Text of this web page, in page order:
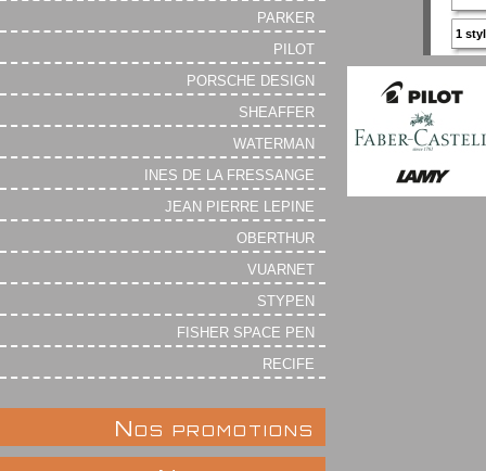
PARKER
PILOT
PORSCHE DESIGN
SHEAFFER
WATERMAN
INES DE LA FRESSANGE
JEAN PIERRE LEPINE
OBERTHUR
VUARNET
STYPEN
FISHER SPACE PEN
RECIFE
Nos promotions
1